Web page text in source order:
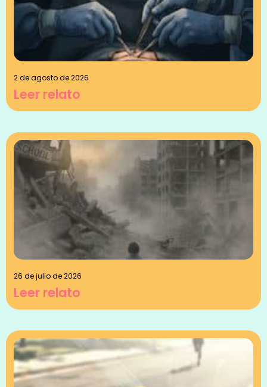
2 de agosto de 2026
Leer relato
26 de julio de 2026
Leer relato